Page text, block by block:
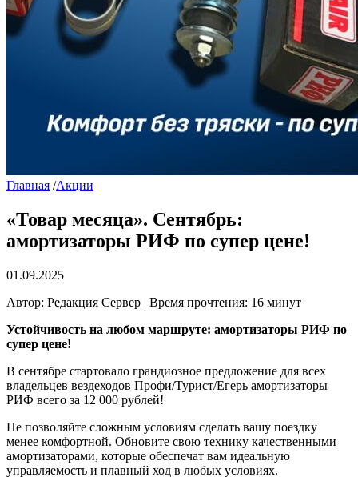
Главная /Акции
«Товар месяца». Сентябрь:
амортизаторы РИФ по супер цене!
01.09.2025
Автор: Редакция Сервер | Время прочтения: 16 минут
Устойчивость на любом маршруте: амортизаторы РИФ по
супер цене!
В сентябре стартовало грандиозное предложение для всех
владельцев вездеходов Профи/Турист/Егерь амортизаторы
РИФ всего за 12 000 рублей!
Не позволяйте сложным условиям сделать вашу поездку
менее комфортной. Обновите свою технику качественными
амортизаторами, которые обеспечат вам идеальную
управляемость и плавный ход в любых условиях.